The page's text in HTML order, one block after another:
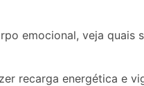
emocional, veja quais
recarga energética e